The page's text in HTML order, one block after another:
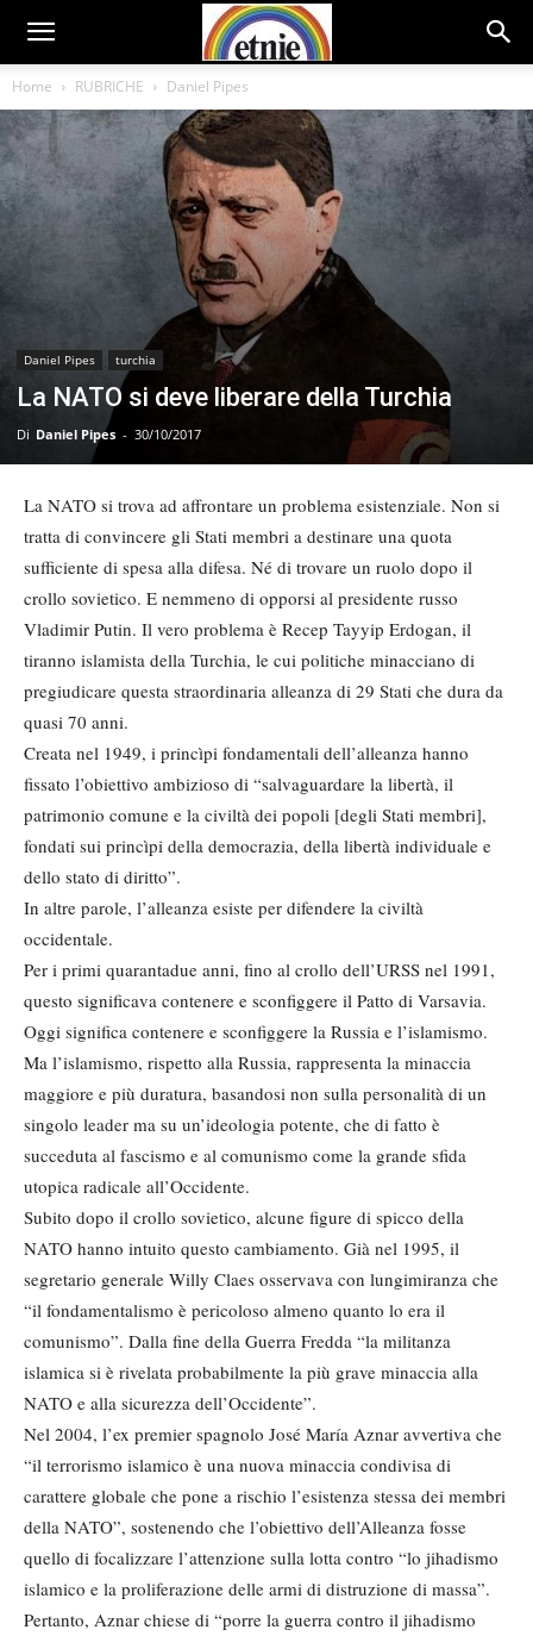
Home RUBRICHE Daniel Pipes
Daniel Pipes turchia
La NATO si deve liberare della Turchia
Di Daniel Pipes - 30/10/2017
La NATO si trova ad affrontare un problema esistenziale. Non si
tratta di convincere gli Stati membri a destinare una quota
sufficiente di spesa alla difesa. Né di trovare un ruolo dopo il
crollo sovietico. E nemmeno di opporsi al presidente russo
Vladimir Putin. Il vero problema è Recep Tayyip Erdogan, il
tiranno islamista della Turchia, le cui politiche minacciano di
pregiudicare questa straordinaria alleanza di 29 Stati che dura da
quasi 70 anni.
Creata nel 1949, i princìpi fondamentali dell’alleanza hanno
fissato l’obiettivo ambizioso di “salvaguardare la libertà, il
patrimonio comune e la civiltà dei popoli [degli Stati membri],
fondati sui princìpi della democrazia, della libertà individuale e
dello stato di diritto”.
In altre parole, l’alleanza esiste per difendere la civiltà
occidentale.
Per i primi quarantadue anni, fino al crollo dell’URSS nel 1991,
questo significava contenere e sconfiggere il Patto di Varsavia.
Oggi significa contenere e sconfiggere la Russia e l’islamismo.
Ma l’islamismo, rispetto alla Russia, rappresenta la minaccia
maggiore e più duratura, basandosi non sulla personalità di un
singolo leader ma su un’ideologia potente, che di fatto è
succeduta al fascismo e al comunismo come la grande sfida
utopica radicale all’Occidente.
Subito dopo il crollo sovietico, alcune figure di spicco della
NATO hanno intuito questo cambiamento. Già nel 1995, il
segretario generale Willy Claes osservava con lungimiranza che
“il fondamentalismo è pericoloso almeno quanto lo era il
comunismo”. Dalla fine della Guerra Fredda “la militanza
islamica si è rivelata probabilmente la più grave minaccia alla
NATO e alla sicurezza dell’Occidente”.
Nel 2004, l’ex premier spagnolo José María Aznar avvertiva che
“il terrorismo islamico è una nuova minaccia condivisa di
carattere globale che pone a rischio l’esistenza stessa dei membri
della NATO”, sostenendo che l’obiettivo dell’Alleanza fosse
quello di focalizzare l’attenzione sulla lotta contro “lo jihadismo
islamico e la proliferazione delle armi di distruzione di massa”.
Pertanto, Aznar chiese di “porre la guerra contro il jihadismo